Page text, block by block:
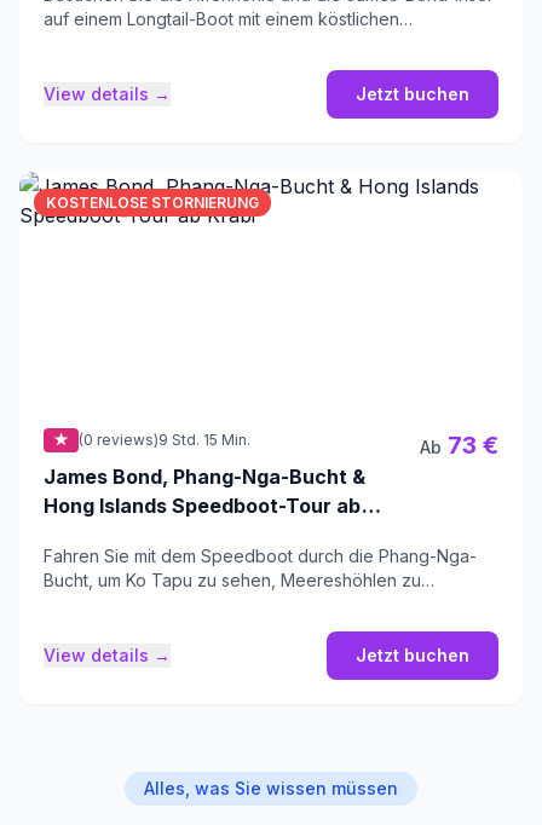
auf einem Longtail-Boot mit einem köstlichen
View details → Jetzt buchen
KOSTENLOSE STORNIERUNG
★ (0 reviews)9 Std. 15 Min.
James Bond, Phang-Nga-Bucht &
Hong Islands Speedboot-Tour ab
Ab 73 €
Fahren Sie mit dem Speedboot durch die Phang-Nga-
Bucht, um Ko Tapu zu sehen, Meereshöhlen zu
View details → Jetzt buchen
Alles, was Sie wissen müssen